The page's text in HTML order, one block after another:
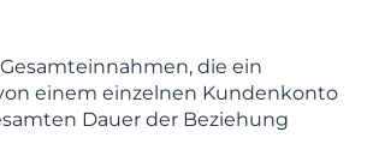
die ein
einem einzelnen Kundenkonto
Dauer der Beziehung